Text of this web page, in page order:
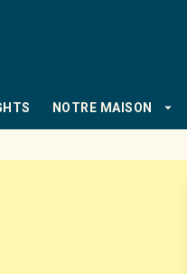
NOTRE MAISON arrow_drop_down